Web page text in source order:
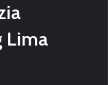
Lima